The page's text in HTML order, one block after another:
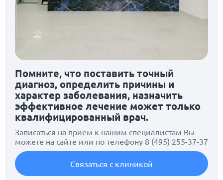
Помните, что поставить точный
диагноз, определить причины и
характер заболевания, назначить
эффективное лечение может только
квалифицированный врач.
Записаться на прием к нашим специалистам Вы
можете на сайте или по телефону 8 (495) 255-37-37
Связаться с клиникой